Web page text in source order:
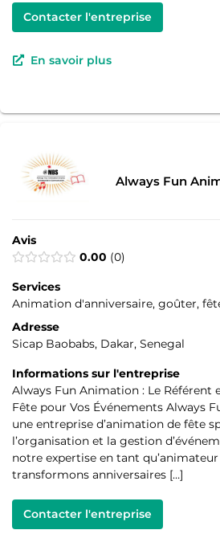
Contacter l'entreprise
En savoir plus
Always Fun
Avis
0.00 0
Services
Animation d'anniversaire, goûter,
Adresse
Sicap Baobabs, Dakar, Senegal
Informations sur l'entreprise
Always Fun Animation : Le Référent
Fête pour Vos Événements Always
une entreprise d’animation de fête
l’organisation et la gestion
notre expertise en tant
transformons anniversaires […]
Contacter l'entreprise